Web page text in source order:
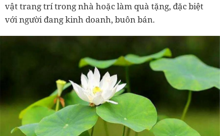
vật trang trí trong nhà hoặc làm quà tặng, đặc biệt
với người đang kinh doanh, buôn bán.